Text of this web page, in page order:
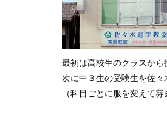
最初は高校生のクラスから
次に中３生の受験生を佐々
（科目ごとに服を変えて